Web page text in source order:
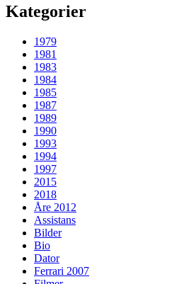
Kategorier
1979
1981
1983
1984
1985
1987
1989
1990
1993
1994
1997
2015
2018
Åre 2012
Assistans
Bilder
Bio
Dator
Ferrari 2007